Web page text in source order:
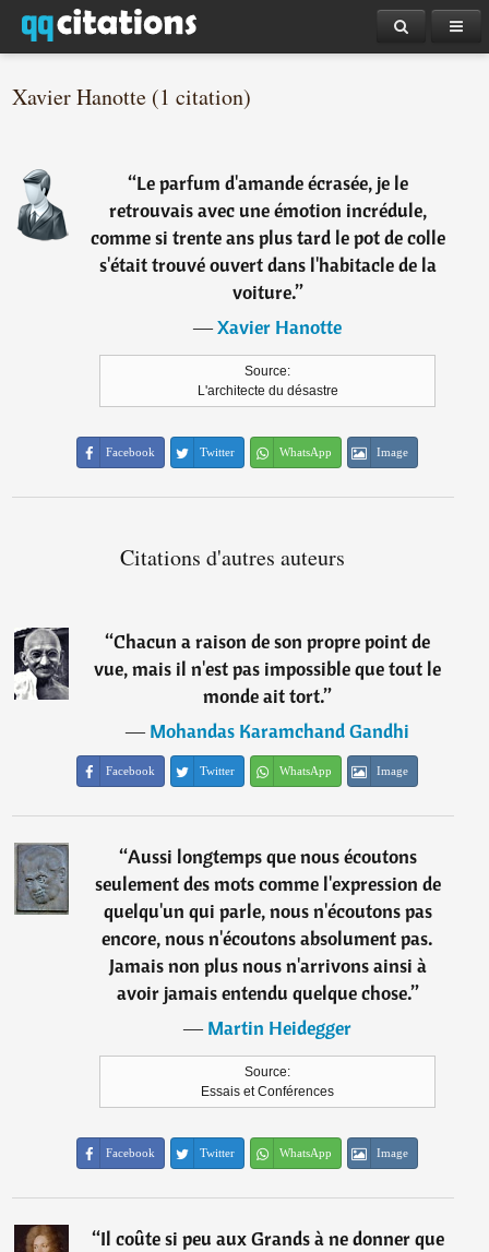
Xavier Hanotte (1 citation)
“Le parfum d'amande écrasée, je le
retrouvais avec une émotion incrédule,
comme si trente ans plus tard le pot de colle
s'était trouvé ouvert dans l'habitacle de la
voiture.”
―Xavier Hanotte
Source:
L'architecte du désastre
Facebook Twitter WhatsApp Image
Citations d'autres auteurs
“Chacun a raison de son propre point de
vue, mais il n'est pas impossible que tout le
monde ait tort.”
―Mohandas Karamchand Gandhi
Facebook Twitter WhatsApp Image
“Aussi longtemps que nous écoutons
seulement des mots comme l'expression de
quelqu'un qui parle, nous n'écoutons pas
encore, nous n'écoutons absolument pas.
Jamais non plus nous n'arrivons ainsi à
avoir jamais entendu quelque chose.”
―Martin Heidegger
Source:
Essais et Conférences
Facebook Twitter WhatsApp Image
“Il coûte si peu aux Grands à ne donner que